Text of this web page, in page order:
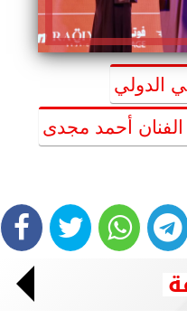
الدولي
أحمد مجدى